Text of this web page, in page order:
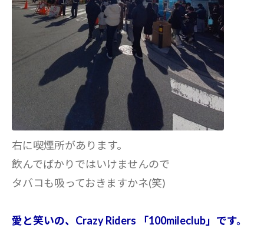
右に喫煙所があります。
飲んでばかりではいけませんので
タバコも吸っておきますかネ(笑)
愛と笑いの、Crazy Riders 「100mileclub」です。